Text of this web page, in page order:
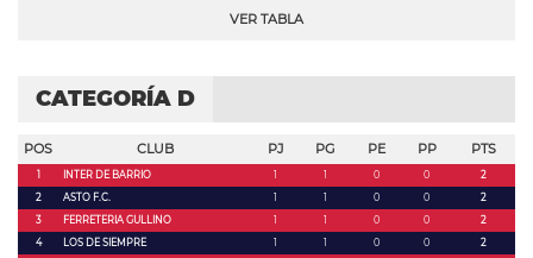
VER TABLA
CATEGORÍA D
POS CLUB PJ PG PE PP PTS
1 INTER DE BARRIO 1 1 0 0
2
2
ASTO F.C. 1 1 0 0
2
3
FERRETERIA GULLINO 1 1 0 0
2
4
LOS DE SIEMPRE 1 1 0 0
2